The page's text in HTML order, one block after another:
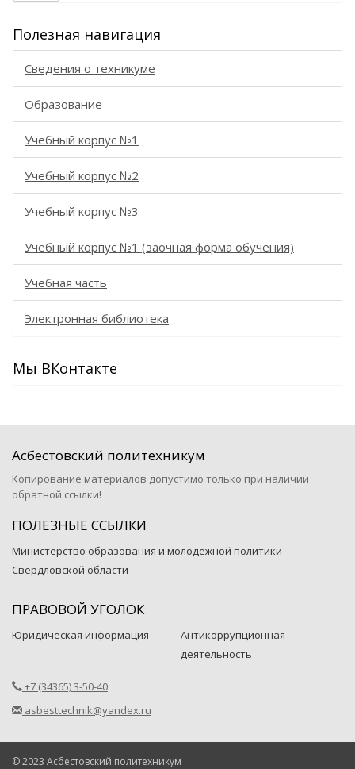
Полезная навигация
Сведения о техникуме
Образование
Учебный корпус №1
Учебный корпус №2
Учебный корпус №3
Учебный корпус №1 (заочная форма обучения)
Учебная часть
Электронная библиотека
Мы ВКонтакте
Асбестовский политехникум
Копирование материалов допустимо только при наличии
обратной ссылки!
ПОЛЕЗНЫЕ ССЫЛКИ
Министерство образования и молодежной политики
Свердловской области
ПРАВОВОЙ УГОЛОК
Юридическая информация
Антикоррупционная
деятельность
+7 (34365) 3-50-40
asbesttechnik@yandex.ru
© 2023 Асбестовский политехникум